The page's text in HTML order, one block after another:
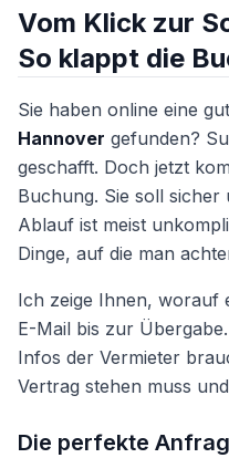
Vom Klick zur
So klappt die
Sie haben online eine
Hannover gefunden?
geschafft. Doch jetzt
Buchung. Sie soll
Ablauf ist meist
Dinge, auf die man
Ich zeige Ihnen, worauf
E-Mail bis zur
Infos der Vermieter
Vertrag stehen muss
Die perfekte